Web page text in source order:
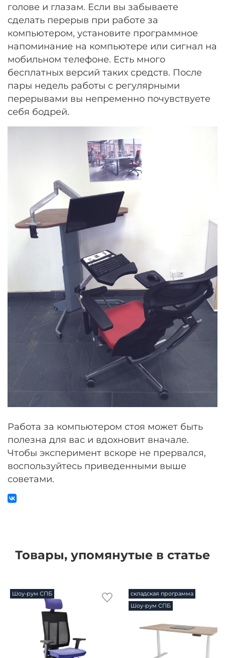
голове и глазам. Если вы забываете
сделать перерыв при работе за
компьютером, установите программное
напоминание на компьютере или сигнал на
мобильном телефоне. Есть много
бесплатных версий таких средств. После
пары недель работы с регулярными
перерывами вы непременно почувствуете
себя бодрей.
Работа за компьютером стоя может быть
полезна для вас и вдохновит вначале.
Чтобы эксперимент вскоре не прервался,
воспользуйтесь приведенными выше
советами.
Товары, упомянутые в статье
Шоу-рум СПБ
складская программа
Шоу-рум СПБ